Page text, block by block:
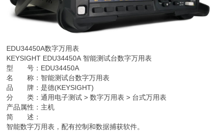
EDU34450A数字万用表
KEYSIGHT EDU34450A 智能测试台数字万用表
型 号：EDU34450A
名 称：智能测试台数字万用表
品 牌：是德(KEYSIGHT)
分 类：通用电子测试 > 数字万用表 > 台式万用表
产品属性：主机
简 述：
智能数字万用表，配有控制和数据捕获软件。